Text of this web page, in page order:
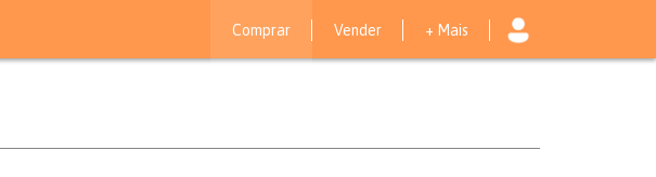
Comprar Vender + Mais